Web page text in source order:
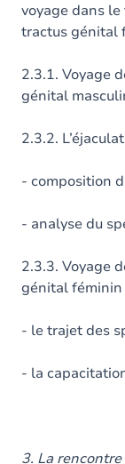
voyage dans
tractus génital
2.3.1. Voyage
génital
2.3.2.
- composition
- analyse du
2.3.3. Voyage
génital féminin
- le trajet des
- la
3. La